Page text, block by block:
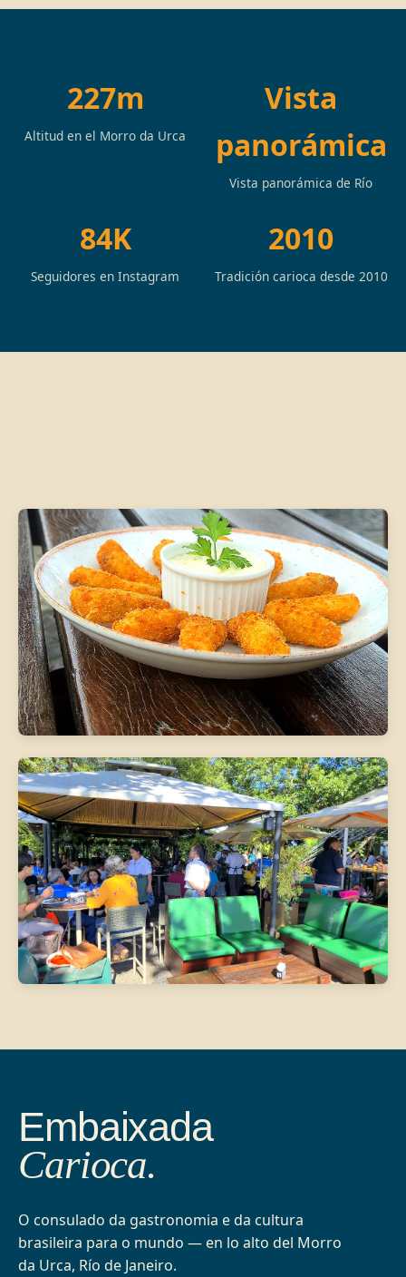
227m
Altitud en el Morro da Urca
Vista
panorámica
Vista panorámica de Río
84K
Seguidores en Instagram
2010
Tradición carioca desde 2010
Embaixada
Carioca.
O consulado da gastronomia e da cultura
brasileira para o mundo — en lo alto del Morro
da Urca, Río de Janeiro.